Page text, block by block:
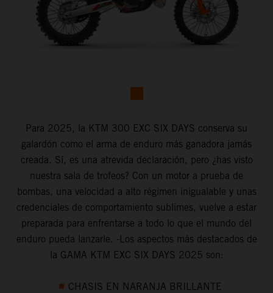
Para 2025, la KTM 300 EXC SIX DAYS conserva su
galardón como el arma de enduro más ganadora jamás
creada. Sí, es una atrevida declaración, pero ¿has visto
nuestra sala de trofeos? Con un motor a prueba de
bombas, una velocidad a alto régimen inigualable y unas
credenciales de comportamiento sublimes, vuelve a estar
preparada para enfrentarse a todo lo que el mundo del
enduro pueda lanzarle. -Los aspectos más destacados de
la GAMA KTM EXC SIX DAYS 2025 son:
CHASIS EN NARANJA BRILLANTE